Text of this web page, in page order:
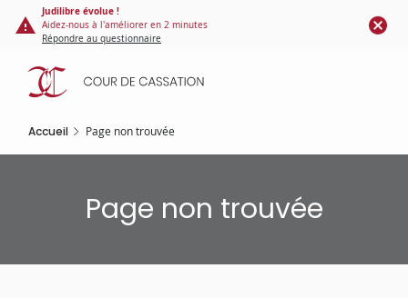
Panneau de gestion des cookies
contenu
principal
Judilibre évolue !
Aidez-nous à l'améliorer en 2 minutes
Répondre au questionnaire
Accueil Page non trouvée
Page non trouvée